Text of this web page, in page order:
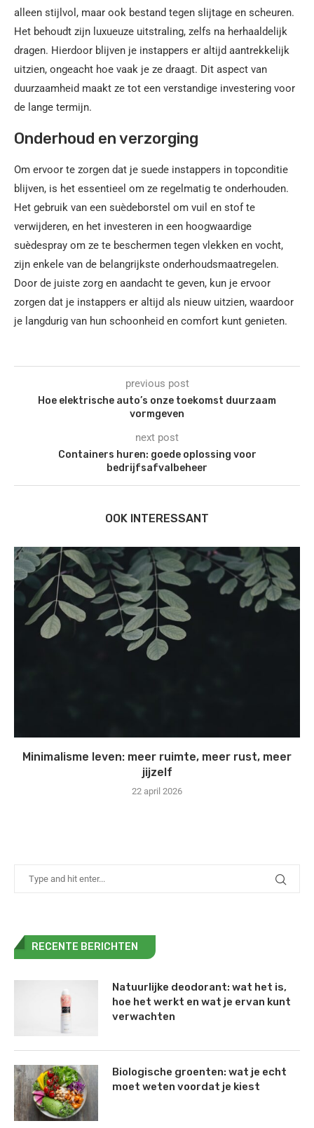
alleen stijlvol, maar ook bestand tegen slijtage en scheuren.
Het behoudt zijn luxueuze uitstraling, zelfs na herhaaldelijk
dragen. Hierdoor blijven je instappers er altijd aantrekkelijk
uitzien, ongeacht hoe vaak je ze draagt. Dit aspect van
duurzaamheid maakt ze tot een verstandige investering voor
de lange termijn.
Onderhoud en verzorging
Om ervoor te zorgen dat je suede instappers in topconditie
blijven, is het essentieel om ze regelmatig te onderhouden.
Het gebruik van een suèdeborstel om vuil en stof te
verwijderen, en het investeren in een hoogwaardige
suèdespray om ze te beschermen tegen vlekken en vocht,
zijn enkele van de belangrijkste onderhoudsmaatregelen.
Door de juiste zorg en aandacht te geven, kun je ervoor
zorgen dat je instappers er altijd als nieuw uitzien, waardoor
je langdurig van hun schoonheid en comfort kunt genieten.
previous post
Hoe elektrische auto’s onze toekomst duurzaam
vormgeven
next post
Containers huren: goede oplossing voor
bedrijfsafvalbeheer
OOK INTERESSANT
Minimalisme leven: meer ruimte, meer rust, meer
jijzelf
22 april 2026
RECENTE BERICHTEN
Natuurlijke deodorant: wat het is,
hoe het werkt en wat je ervan kunt
verwachten
Biologische groenten: wat je echt
moet weten voordat je kiest